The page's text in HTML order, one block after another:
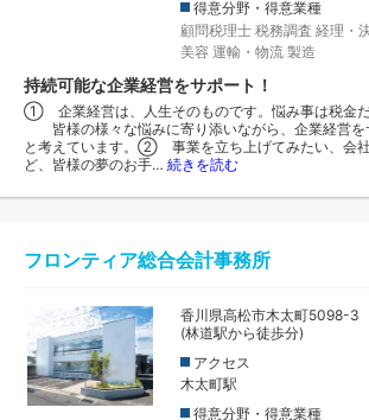
得意分野・得意業種
顧問税理士 税務調査 経理・
美容 運輸・物流 製造
持続可能な企業経営をサポート！
① 企業経営は、人生そのものです。悩み事は税金だ
皆様の様々な悩みに寄り添いながら、企業経営を
と考えています。② 事業を立ち上げてみたい、会
ど、皆様の夢のお手… 続きを読む
フロンティア総合会計事務所
香川県高松市木太町5098-3
(林道駅から徒歩分)
アクセス
木太町駅
得意分野・得意業種